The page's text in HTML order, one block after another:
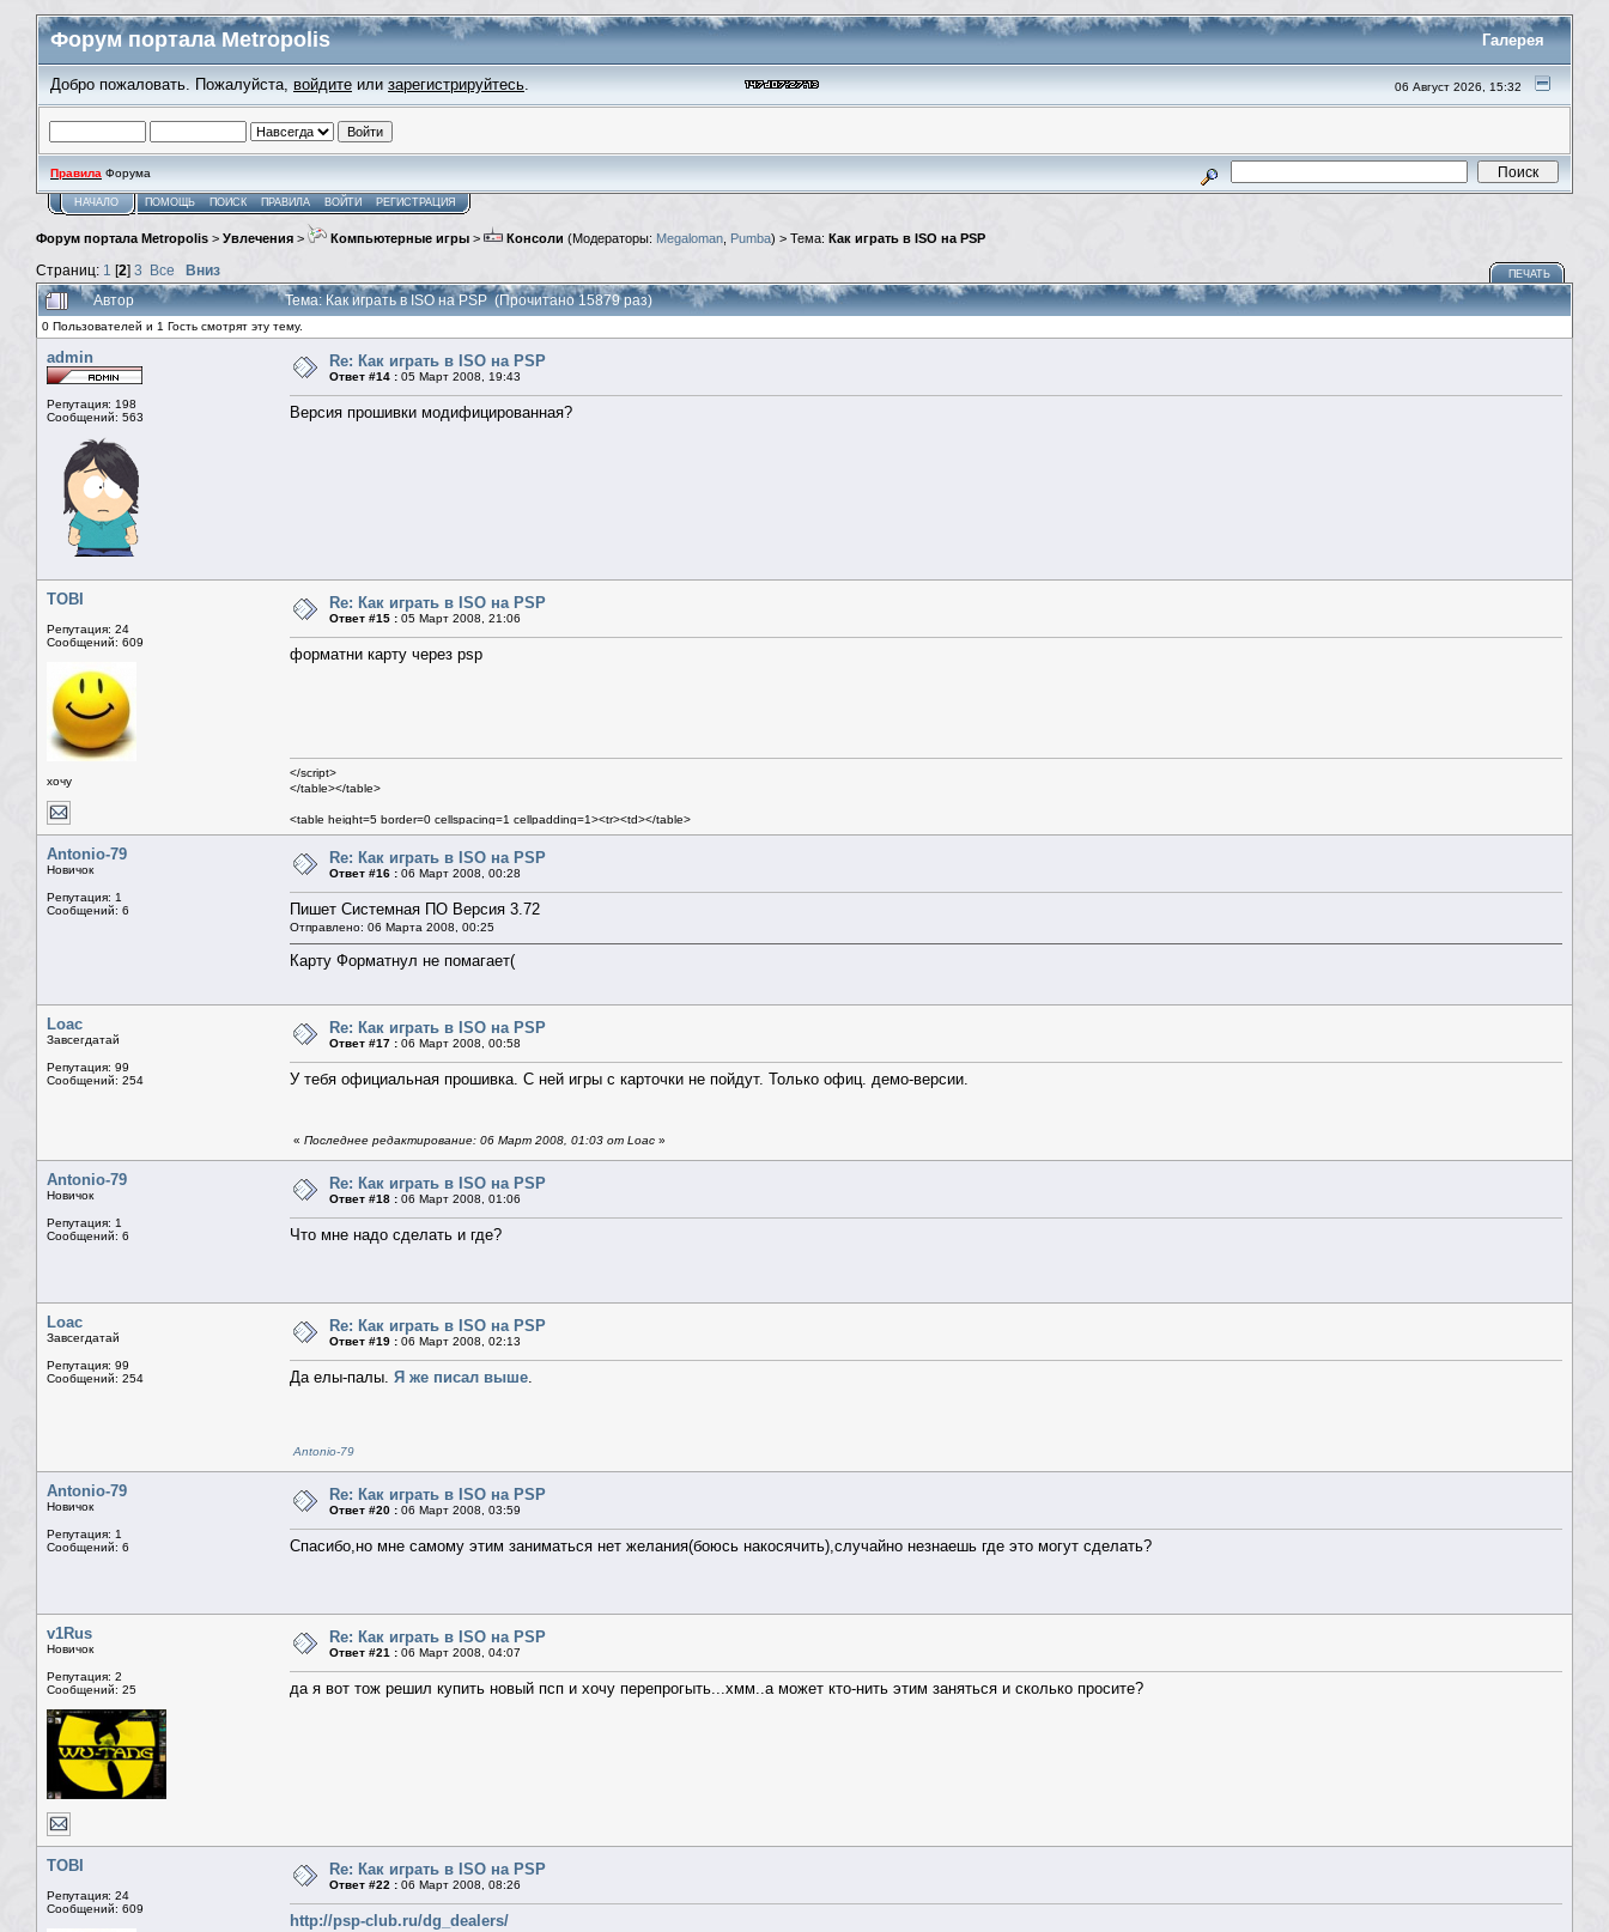
Форум портала Metropolis Галерея
Добро пожаловать. Пожалуйста, войдите или зарегистрируйтесь. 06 Август 2026, 15:32
Правила Форума
НАЧАЛО ПОМОЩЬ ПОИСК ПРАВИЛА ВОЙТИ РЕГИСТРАЦИЯ
Форум портала Metropolis > Увлечения > Компьютерные игры > Консоли (Модераторы: Megaloman Pumba) > Тема: Как играть в ISO на PSP
Страниц: 1 [2] 3 Все Вниз ПЕЧАТЬ
Автор Тема: Как играть в ISO на PSP (Прочитано 15879 раз)
0 Пользователей и 1 Гость смотрят эту тему.
admin
Репутация: 198
Сообщений: 563
Re: Как играть в ISO на PSP
Ответ #14 : 05 Март 2008, 19:43
Версия прошивки модифицированная?
TOBI
Репутация: 24
Сообщений: 609
хочу
Re: Как играть в ISO на PSP
Ответ #15 : 05 Март 2008, 21:06
форматни карту через psp
</script>
</table></table>
<table height=5 border=0 cellspacing=1 cellpadding=1><tr><td></table>
<table class=mn width=100% border=0 cellspacing=1 cellpadding=2>
<tr><td>
<table width=100% border=0 cellspacing=0 cellpadding=3 class=mn2>
<tr><td>
<table width=100% border=0 cellspacing=1 cel
Antonio-79
Новичок
Репутация: 1
Сообщений: 6
Re: Как играть в ISO на PSP
Ответ #16 : 06 Март 2008, 00:28
Пишет Системная ПО Версия 3.72
Отправлено: 06 Марта 2008, 00:25
Карту Форматнул не помагает(
Loac
Завсегдатай
Репутация: 99
Сообщений: 254
Re: Как играть в ISO на PSP
Ответ #17 : 06 Март 2008, 00:58
У тебя официальная прошивка. С ней игры с карточки не пойдут. Только офиц. демо-версии.
« Последнее редактирование: 06 Март 2008, 01:03 от Loac »
Antonio-79
Новичок
Репутация: 1
Сообщений: 6
Re: Как играть в ISO на PSP
Ответ #18 : 06 Март 2008, 01:06
Что мне надо сделать и где?
Loac
Завсегдатай
Репутация: 99
Сообщений: 254
Re: Как играть в ISO на PSP
Ответ #19 : 06 Март 2008, 02:13
Да елы-палы. Я же писал выше.
Antonio-79
Antonio-79
Новичок
Репутация: 1
Сообщений: 6
Re: Как играть в ISO на PSP
Ответ #20 : 06 Март 2008, 03:59
Спасибо,но мне самому этим заниматься нет желания(боюсь накосячить),случайно незнаешь где это могут сделать?
v1Rus
Новичок
Репутация: 2
Сообщений: 25
Re: Как играть в ISO на PSP
Ответ #21 : 06 Март 2008, 04:07
да я вот тож решил купить новый псп и хочу перепрогыть...хмм..а может кто-нить этим заняться и сколько просите?
TOBI
Репутация: 24
Сообщений: 609
Re: Как играть в ISO на PSP
Ответ #22 : 06 Март 2008, 08:26
http://psp-club.ru/dg_dealers/